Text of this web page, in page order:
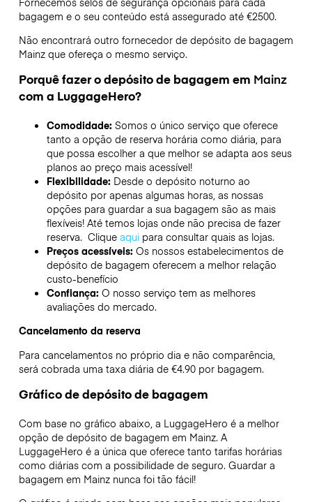
bagagem e o seu conteúdo está assegurado até €2500.
Não encontrará outro fornecedor de depósito de bagagem
Mainzque ofereça o mesmo serviço.
Porquê fazer o depósito de bagagem em Mainz
com a LuggageHero?
Comodidade: Somos o único serviço que oferece
tanto a opção de reserva horária como diária, para
que possa escolher a que melhor se adapta aos seus
planos ao preço mais acessível!
Flexibilidade: Desde o depósito noturno ao
depósito por apenas algumas horas, as nossas
opções para guardar a sua bagagem são as mais
flexíveis! Até temos lojas onde não precisa de fazer
reserva. Clique aquipara consultar quais as lojas.
Preços acessíveis: Os nossos estabelecimentos de
depósito de bagagem oferecem a melhor relação
custo-benefício
Confiança: O nosso serviço tem as melhores
avaliações do mercado.
Cancelamento da reserva
Para cancelamentos no próprio dia e não comparência,
será cobrada uma taxa diária de €4.90 por bagagem.
Gráfico de depósito de bagagem
Com base no gráfico abaixo, a LuggageHero é a melhor
opção de depósito de bagagem em Mainz. A
LuggageHero é a única que oferece tanto tarifas horárias
como diárias com a possibilidade de seguro. Guardar a
bagagem em Mainznunca foi tão fácil!